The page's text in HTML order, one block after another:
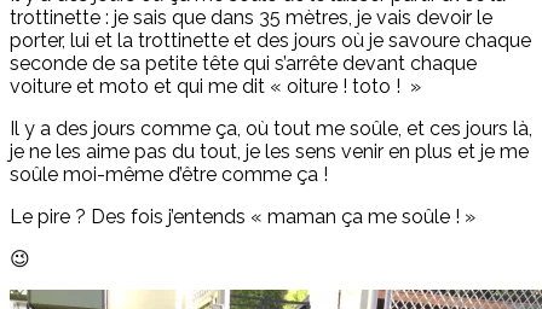
trottinette : je sais que dans 35 mètres, je vais devoir le
porter, lui et la trottinette et des jours où je savoure chaque
seconde de sa petite tête qui s’arrête devant chaque
voiture et moto et qui me dit « oiture ! toto ! »
Il y a des jours comme ça, où tout me soûle, et ces jours là,
je ne les aime pas du tout, je les sens venir en plus et je me
soûle moi-même d’être comme ça !
Le pire ? Des fois j’entends « maman ça me soûle ! »
😉